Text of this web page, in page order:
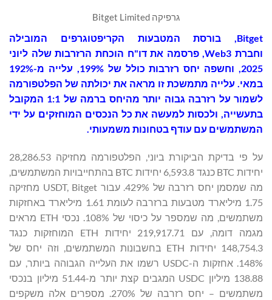
גרפיקה Bitget Limited
Bitget, בורסת המטבעות הקריפטוגרפים המובילה
וחברת Web3, פרסמה את דו"ח הוכחת הרזרבות שלה ליוני
2025, וחשפה יחס רזרבות כולל של 199%, עלייה מ-192%
במאי. עלייה מתמשכת זו מראה את יכולתה של הפלטפורמה
לשמור על רזרבה גבוה יותר מהיחס ברמה של 1:1 המקובל
בתעשייה, ולכסות למעשה את כל הנכסים המוחזקים על ידי
המשתמשים עם עודף בטחונות משמעותי.
על פי בדיקת הביקורת ביוני, הפלטפורמה מחזיקה 28,286.53
יחידות BTC כנגד 6,593.8 יחידות BTC בהתחייבויות המשתמשים,
מה שמסמן יחס רזרבה של 429%. עבור USDT, Bitget מחזיקה
1.75 מיליארד מטבעות ברזרבה לעומת 1.61 מיליארד באחזקות
משתמשים, מה שמספר על כיסוי של 108%. נכסי ETH מראים
מגמה דומה, עם 219,917.71 יחידות ETH המוחזקות כנגד
148,754.3 יחידות ETH בחשבונות המשתמשים, וזה יחס של
148%. אחזקות ה-USDC רשמו את העלייה הגבוהה ביותר, עם
138.88 מיליון USDC המגבים קצת יותר מ-51.44 מיליון בנכסי
משתמשים – יחס רזרבה של 270%. מספרים אלה משקפים